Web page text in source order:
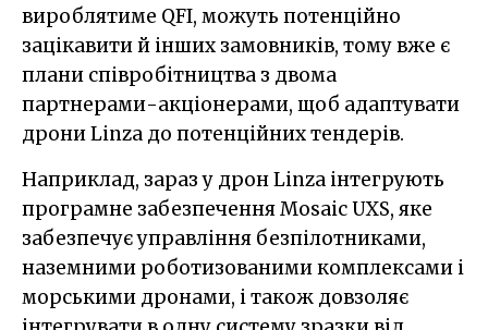
вироблятиме QFI, можуть потенційно
зацікавити й інших замовників, тому вже є
плани співробітництва з двома
партнерами-акціонерами, щоб адаптувати
дрони Linza до потенційних тендерів.
Наприклад, зараз у дрон Linza інтегрують
програмне забезпечення Mosaic UXS, яке
забезпечує управління безпілотниками,
наземними роботизованими комплексами і
морськими дронами, і також довзоляє